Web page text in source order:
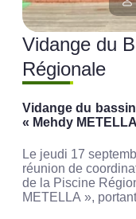
Vidange du
Régionale
Vidange du
« Mehdy
Le jeudi 17
réunion de
de la Piscine
METELLA »,